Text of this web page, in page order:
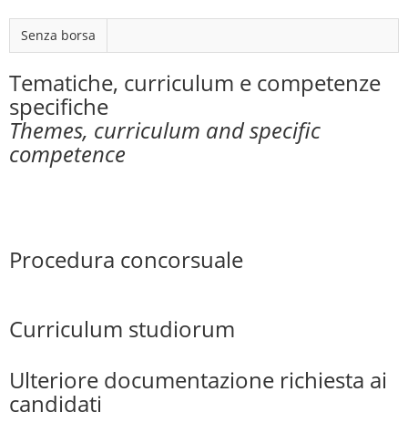
Senza borsa
Tematiche, curriculum e competenze
specifiche
Themes, curriculum and specific
competence
Procedura concorsuale
Curriculum studiorum
Ulteriore documentazione richiesta ai
candidati